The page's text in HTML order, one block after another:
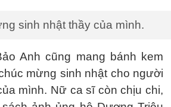
sinh nhật thầy của mình.
Anh cũng mang bánh kem
mừng sinh nhật cho người
mình. Nữ ca sĩ còn chịu chi,